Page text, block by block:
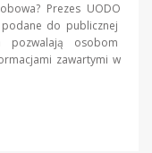
Prezes UODO
podane do publicznej
pozwalają osobom
zawartymi w